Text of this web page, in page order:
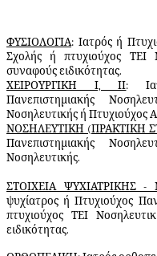
ΦΥΣΙΟΛΟΓΙΑ: Ιατρός ή
Σχολής ή πτυχιούχος ΤΕΙ
συναφούς ειδικότητας.
ΧΕΙΡΟΥΡΓΙΚΗ Ι, ΙΙ:
Πανεπιστημιακής
Νοσηλευτικής ή Πτυχιούχος
ΝΟΣΗΛΕΥΤΙΚΗ (ΠΡΑΚΤΙΚΗ
Πανεπιστημιακής
Νοσηλευτικής.
ΣΤΟΙΧΕΙΑ ΨΥΧΙΑΤΡΙΚΗΣ -
ψυχίατρος ή Πτυχιούχος
πτυχιούχος ΤΕΙ
ειδικότητας.